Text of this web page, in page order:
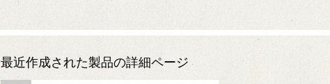
最近作成された製品の詳細ページ